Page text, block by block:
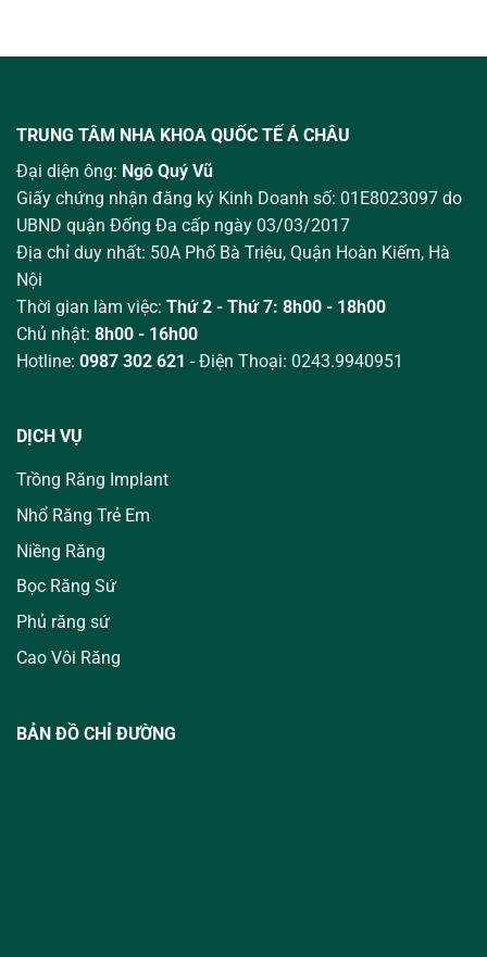
TRUNG TÂM NHA KHOA QUỐC TẾ Á CHÂU
Đại diện ông: Ngô Quý Vũ
Giấy chứng nhận đăng ký Kinh Doanh số: 01E8023097 do
UBND quận Đống Đa cấp ngày 03/03/2017
Địa chỉ duy nhất: 50A Phố Bà Triệu, Quận Hoàn Kiếm, Hà
Nội
Thời gian làm việc: Thứ 2 - Thứ 7: 8h00 - 18h00
Chủ nhật: 8h00 - 16h00
Hotline: 0987 302 621 - Điện Thoại: 0243.9940951
DỊCH VỤ
Trồng Răng Implant
Nhổ Răng Trẻ Em
Niềng Răng
Bọc Răng Sứ
Phủ răng sứ
Cao Vôi Răng
BẢN ĐỒ CHỈ ĐƯỜNG